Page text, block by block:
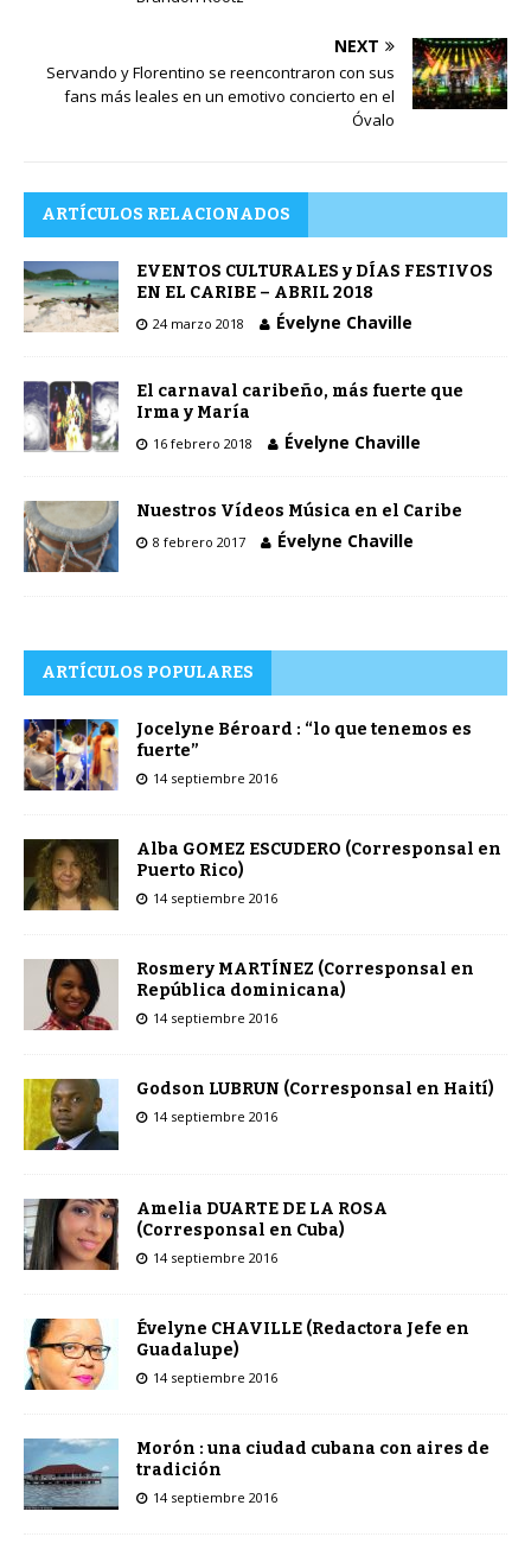
NEXT
Servando y Florentino se reencontraron con sus
fans más leales en un emotivo concierto en el
Óvalo
ARTÍCULOS RELACIONADOS
EVENTOS CULTURALES y DÍAS FESTIVOS
EN EL CARIBE – ABRIL 2018
24 marzo 2018 Évelyne Chaville
El carnaval caribeño, más fuerte que
Irma y María
16 febrero 2018 Évelyne Chaville
Nuestros Vídeos Música en el Caribe
8 febrero 2017 Évelyne Chaville
ARTÍCULOS POPULARES
Jocelyne Béroard : “lo que tenemos es
fuerte”
14 septiembre 2016
Alba GOMEZ ESCUDERO (Corresponsal en
Puerto Rico)
14 septiembre 2016
Rosmery MARTÍNEZ (Corresponsal en
República dominicana)
14 septiembre 2016
Godson LUBRUN (Corresponsal en Haití)
14 septiembre 2016
Amelia DUARTE DE LA ROSA
(Corresponsal en Cuba)
14 septiembre 2016
Évelyne CHAVILLE (Redactora Jefe en
Guadalupe)
14 septiembre 2016
Morón : una ciudad cubana con aires de
tradición
14 septiembre 2016